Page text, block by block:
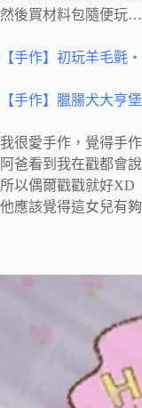
然後買材料包隨便玩
【手作】初玩羊毛氈
【手作】臘腸犬大亨
我很愛手作，覺得手
阿爸看到我在戳都會
所以偶爾戳戳就好XD
他應該覺得這女兒有